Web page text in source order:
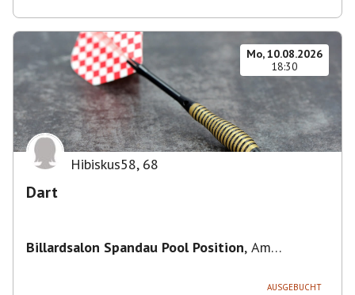
Mo, 10.08.2026
18:30
Hibiskus58, 68
Dart
Billardsalon Spandau Pool Position, Am
AUSGEBUCHT